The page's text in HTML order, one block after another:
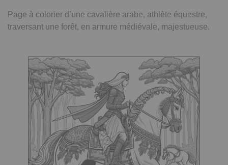
Page à colorier d’une cavalière arabe, athlète équestre,
traversant une forêt, en armure médiévale, majestueuse.